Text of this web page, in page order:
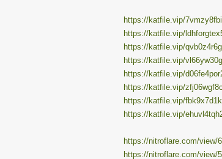
https://katfile.vip/
https://katfile.vip/
https://katfile.vip/
https://katfile.vip/
https://katfile.vip/
https://katfile.vip/
https://katfile.vip/
https://katfile.vip/
https://nitroflare.com/view/
https://nitroflare.com/view/